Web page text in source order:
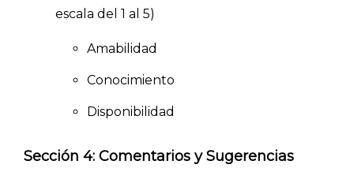
escala del 1 al 5)
Amabilidad
Conocimiento
Disponibilidad
Sección 4: Comentarios y Sugerencias